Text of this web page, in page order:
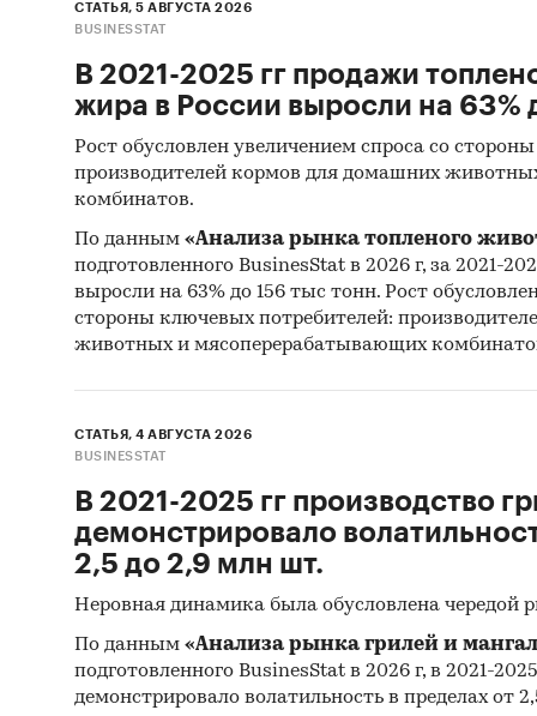
СТАТЬЯ, 5 АВГУСТА 2026
BUSINESSTAT
В 2021-2025 гг продажи
жира в России выросли на 63%
Рост обусловлен увеличением спроса со
производителей кормов для домашних
комбинатов.
По данным «Анализа рынка топленого
подготовленного BusinesStat в 2026 г, за 2021-
выросли на 63% до 156 тыс тонн. Рост
стороны ключевых потребителей:
животных и мясоперерабатывающих
СТАТЬЯ, 4 АВГУСТА 2026
BUSINESSTAT
В 2021-2025 гг производство
демонстрировало
2,5 до 2,9 млн шт.
Неровная динамика была обусловлена чередой
По данным «Анализа рынка грилей и
подготовленного BusinesStat в 2026 г, в 2021-
демонстрировало волатильность в пределах от